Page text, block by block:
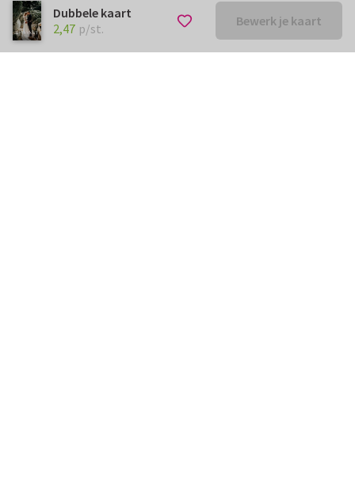
Dubbele kaart
€ 2,47 p/st.
2,47 p/st. Bewerk je kaart